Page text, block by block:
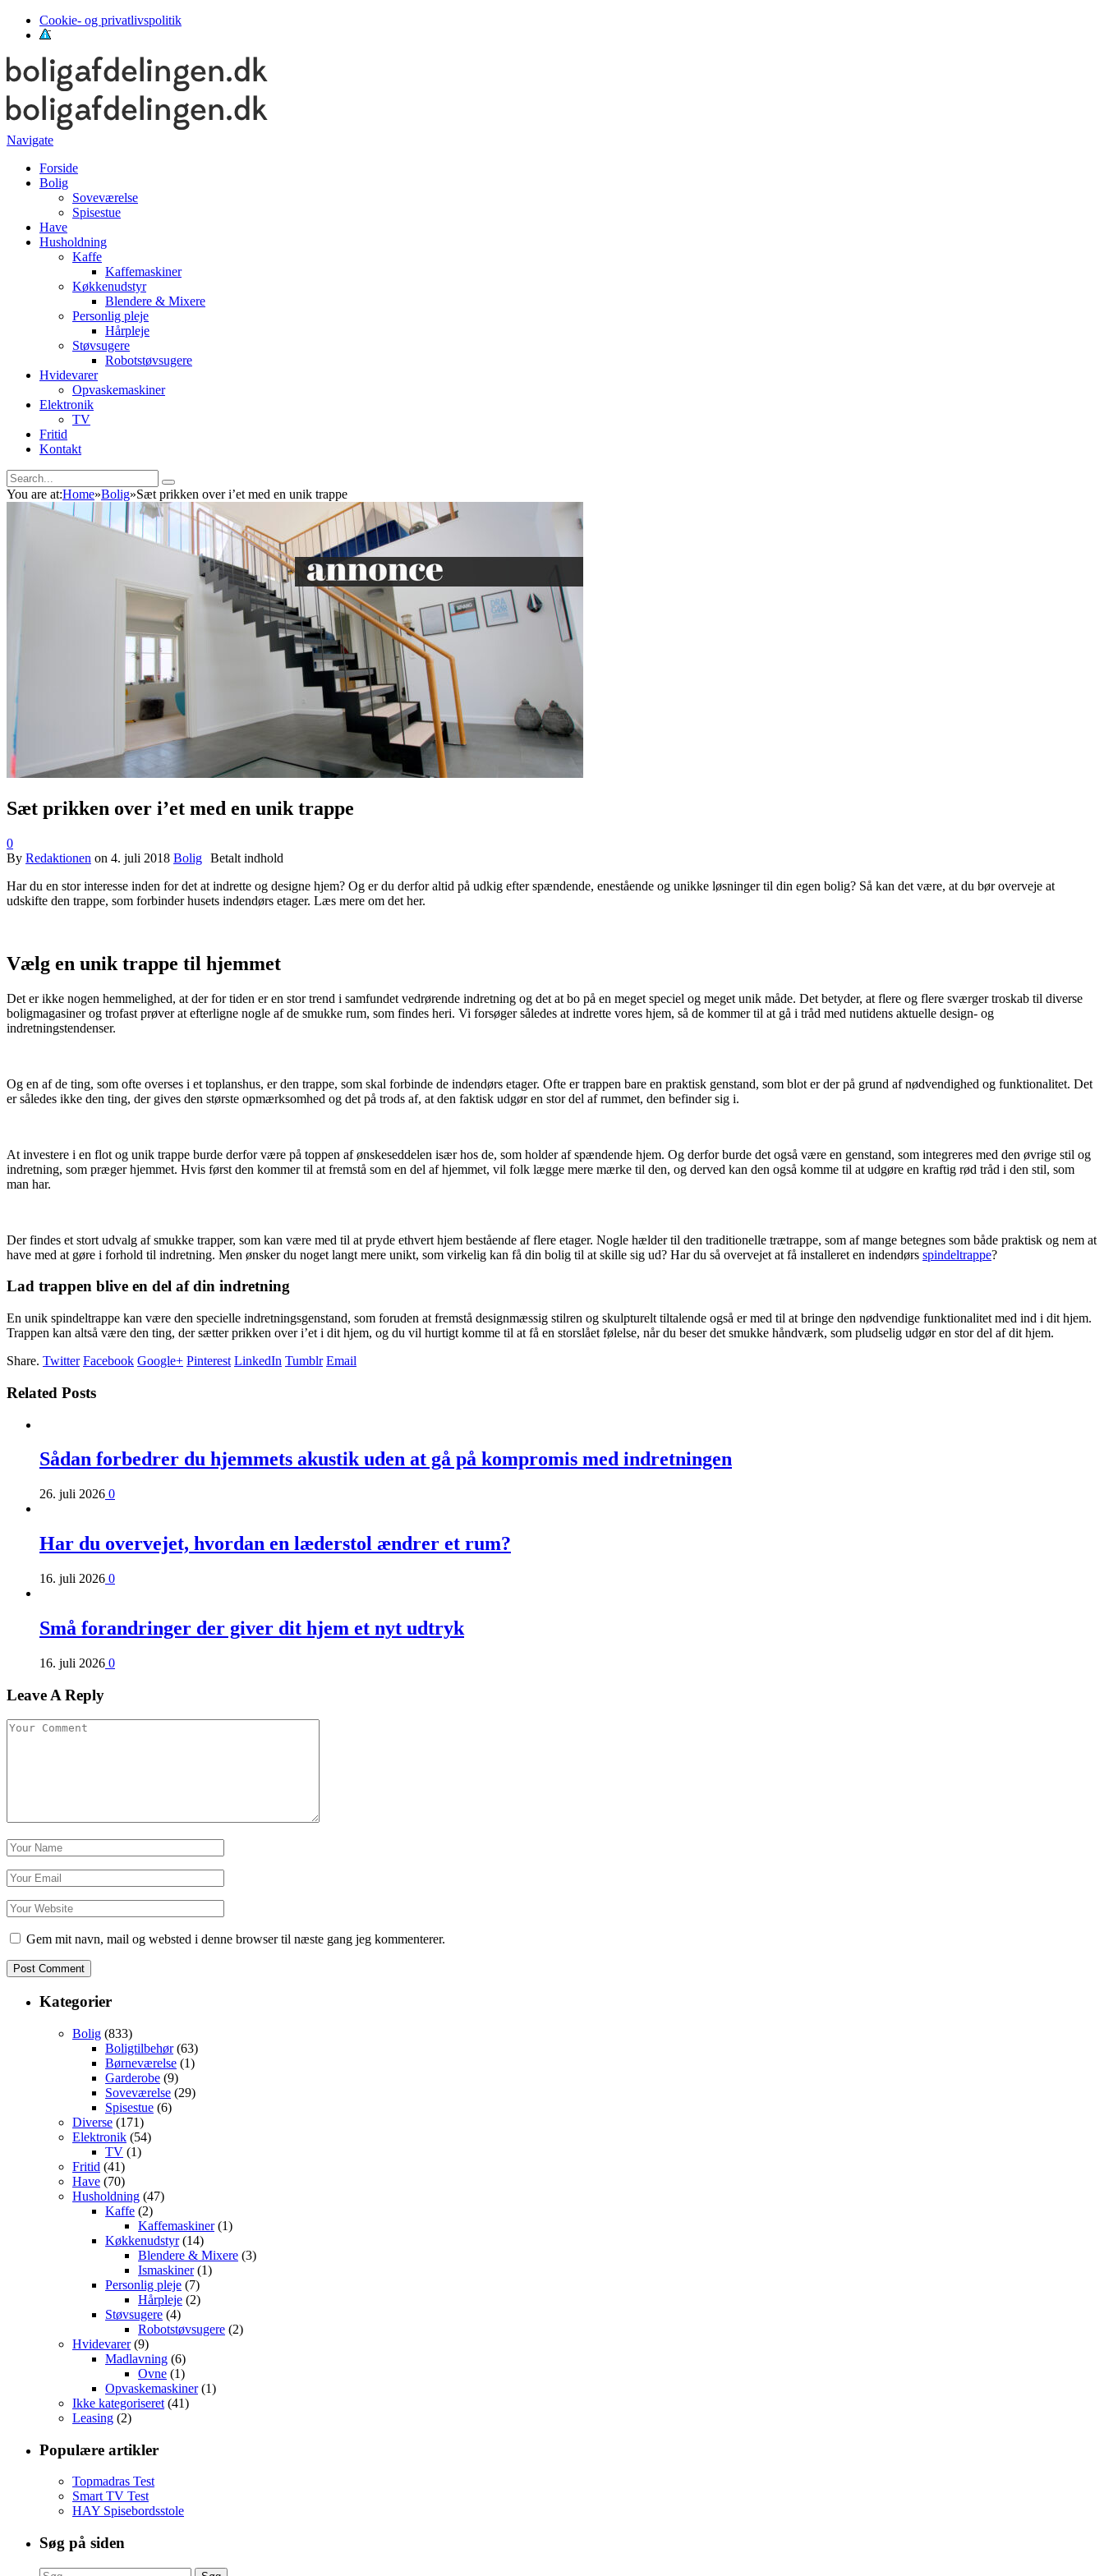
Cookie- og privatlivspolitik
Navigate
Forside
Bolig
Soveværelse
Spisestue
Have
Husholdning
Kaffe
Kaffemaskiner
Køkkenudstyr
Blendere & Mixere
Personlig pleje
Hårpleje
Støvsugere
Robotstøvsugere
Hvidevarer
Opvaskemaskiner
Elektronik
TV
Fritid
Kontakt
You are at:Home»Bolig»Sæt prikken over i’et med en unik trappe
Sæt prikken over i’et med en unik trappe
0
By Redaktionen on 4. juli 2018 Bolig
Har du en stor interesse inden for det at indrette og designe hjem? Og er du derfor altid på udkig efter spændende, enestående og unikke løsninger til din egen bolig? Så kan det være, at du bør overveje at
udskifte den trappe, som forbinder husets indendørs etager. Læs mere om det her.
Vælg en unik trappe til hjemmet
Det er ikke nogen hemmelighed, at der for tiden er en stor trend i samfundet vedrørende indretning og det at bo på en meget speciel og meget unik måde. Det betyder, at flere og flere sværger troskab til diverse
boligmagasiner og trofast prøver at efterligne nogle af de smukke rum, som findes heri. Vi forsøger således at indrette vores hjem, så de kommer til at gå i tråd med nutidens aktuelle design- og
indretningstendenser.
Og en af de ting, som ofte overses i et toplanshus, er den trappe, som skal forbinde de indendørs etager. Ofte er trappen bare en praktisk genstand, som blot er der på grund af nødvendighed og funktionalitet. Det
er således ikke den ting, der gives den største opmærksomhed og det på trods af, at den faktisk udgør en stor del af rummet, den befinder sig i.
At investere i en flot og unik trappe burde derfor være på toppen af ønskeseddelen især hos de, som holder af spændende hjem. Og derfor burde det også være en genstand, som integreres med den øvrige stil og
indretning, som præger hjemmet. Hvis først den kommer til at fremstå som en del af hjemmet, vil folk lægge mere mærke til den, og derved kan den også komme til at udgøre en kraftig rød tråd i den stil, som
man har.
Der findes et stort udvalg af smukke trapper, som kan være med til at pryde ethvert hjem bestående af flere etager. Nogle hælder til den traditionelle trætrappe, som af mange betegnes som både praktisk og nem at
have med at gøre i forhold til indretning. Men ønsker du noget langt mere unikt, som virkelig kan få din bolig til at skille sig ud? Har du så overvejet at få installeret en indendørs spindeltrappe?
Lad trappen blive en del af din indretning
En unik spindeltrappe kan være den specielle indretningsgenstand, som foruden at fremstå designmæssig stilren og skulpturelt tiltalende også er med til at bringe den nødvendige funktionalitet med ind i dit hjem.
Trappen kan altså være den ting, der sætter prikken over i’et i dit hjem, og du vil hurtigt komme til at få en storslået følelse, når du beser det smukke håndværk, som pludselig udgør en stor del af dit hjem.
Share. Twitter Facebook Google+ Pinterest LinkedIn Tumblr Email
Related Posts
Sådan forbedrer du hjemmets akustik uden at gå på kompromis med indretningen
26. juli 2026 0
Har du overvejet, hvordan en læderstol ændrer et rum?
16. juli 2026 0
Små forandringer der giver dit hjem et nyt udtryk
16. juli 2026 0
Leave A Reply
Gem mit navn, mail og websted i denne browser til næste gang jeg kommenterer.
Kategorier
Bolig (833)
Boligtilbehør(63)
Børneværelse (1)
Garderobe (9)
Soveværelse (29)
Spisestue (6)
Diverse (171)
Elektronik (54)
TV (1)
Fritid (41)
Have (70)
Husholdning (47)
Kaffe (2)
Kaffemaskiner(1)
Køkkenudstyr(14)
Blendere & Mixere (3)
Ismaskiner(1)
Personlig pleje (7)
Hårpleje (2)
Støvsugere (4)
Robotstøvsugere (2)
Hvidevarer(9)
Madlavning (6)
Ovne (1)
Opvaskemaskiner(1)
Ikke kategoriseret (41)
Leasing (2)
Populære artikler
Topmadras Test
Smart TV Test
HAY Spisebordsstole
Søg på siden